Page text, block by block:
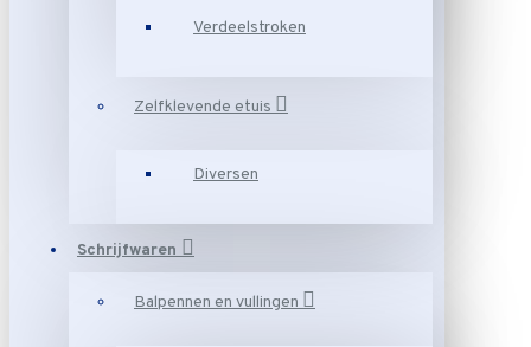
Verdeelstroken
Zelfklevende etuis
Diversen
Schrijfwaren
Balpennen en vullingen